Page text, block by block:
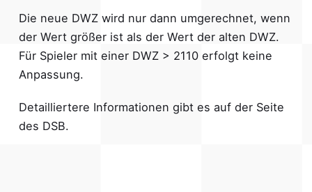
Die neue DWZ wird nur dann umgerechnet, wenn
der Wert größer ist als der Wert der alten DWZ.
Für Spieler mit einer DWZ > 2110 erfolgt keine
Anpassung.
Detailliertere Informationen gibt es auf der Seite
des DSB.